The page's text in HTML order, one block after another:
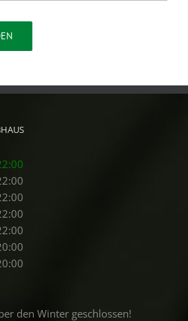
den Winter geschlossen!